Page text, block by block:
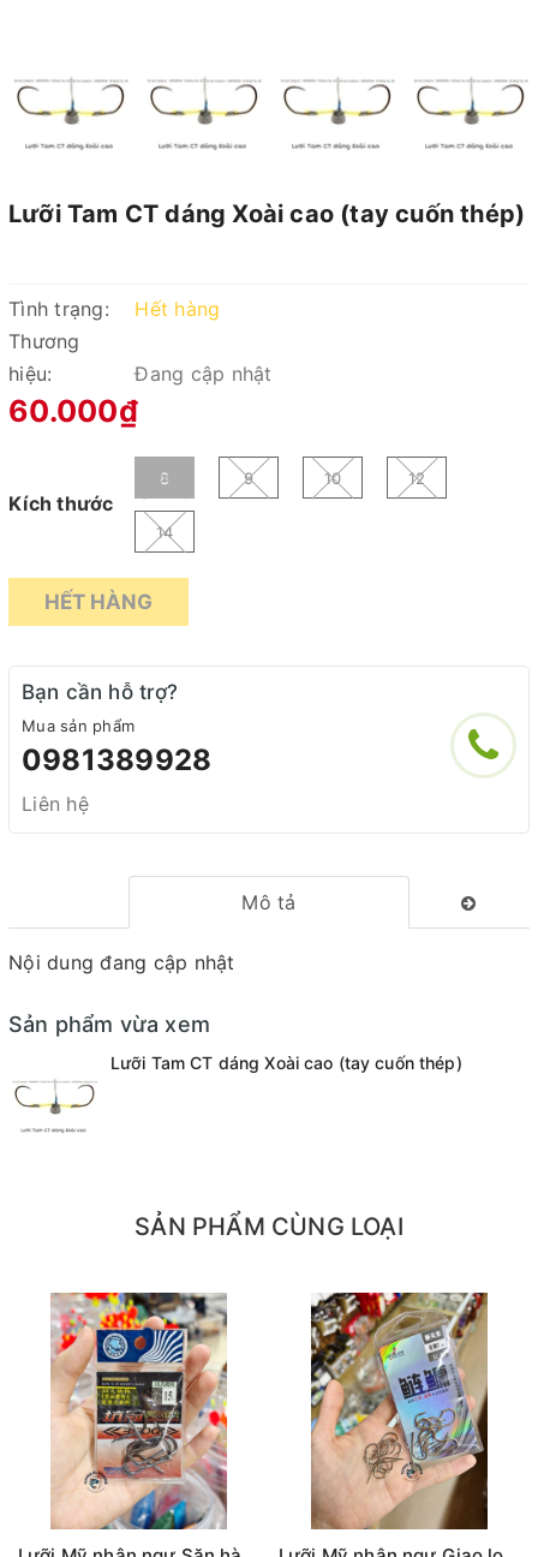
Lưỡi Tam CT dáng Xoài cao (tay cuốn thép)
Tình trạng:
Hết hàng
Thương
hiệu:
Đang cập nhật
60.000₫
Kích thước
8 9 10 12
14
HẾT HÀNG
Bạn cần hỗ trợ?
Mua sản phẩm
0981389928
Liên hệ
Mô tả
Nội dung đang cập nhật
Sản phẩm vừa xem
Lưỡi Tam CT dáng Xoài cao (tay cuốn thép)
SẢN PHẨM CÙNG LOẠI